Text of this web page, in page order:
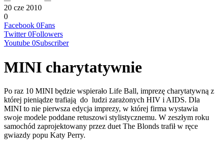
20 cze 2010
0
Facebook 0Fans
Twitter 0Followers
Youtube 0Subscriber
MINI charytatywnie
Po raz 10 MINI będzie wspierało Life Ball, imprezę charytatywną z
której pieniądze trafiają do ludzi zarażonych HIV i AIDS. Dla
MINI to nie pierwsza edycja imprezy, w której firma wystawia
swoje modele poddane retuszowi stylistycznemu. W zeszłym roku
samochód zaprojektowany przez duet The Blonds trafił w ręce
gwiazdy popu Katy Perry.